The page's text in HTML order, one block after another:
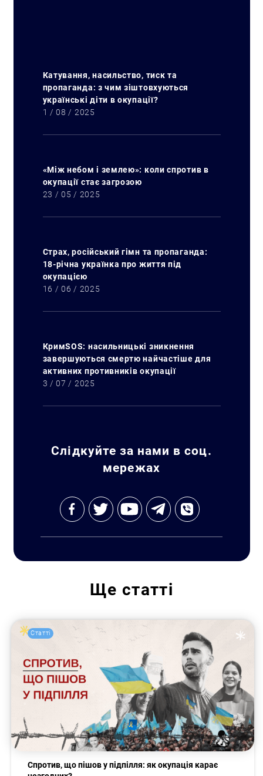
Катування, насильство, тиск та
пропаганда: з чим зіштовхуються
українські діти в окупації?
1 / 08 / 2025
«Між небом і землею»: коли спротив в
окупації стає загрозою
23 / 05 / 2025
Страх, російський гімн та пропаганда:
18-річна українка про життя під
окупацією
16 / 06 / 2025
КримSOS: насильницькі зникнення
завершуються смертю найчастіше для
активних противників окупації
3 / 07 / 2025
Слідкуйте за нами в соц.
мережах
Ще статті
Статті
Спротив, що пішов у підпілля: як окупація карає